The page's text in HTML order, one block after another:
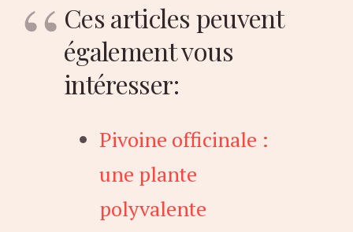
Ces articles peuvent
également vous
intéresser:
Pivoine officinale :
une plante
polyvalente